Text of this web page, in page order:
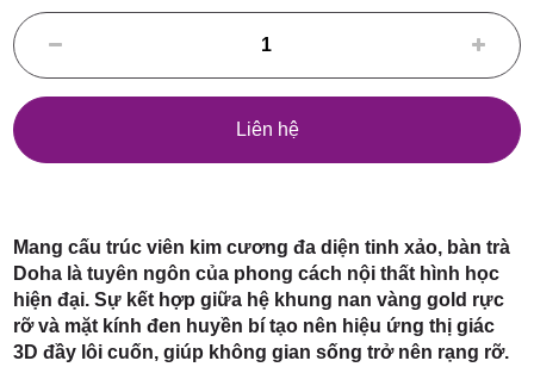
huyện
Hóc Môn,
Liên hệ
Mang cấu trúc viên kim cương đa diện tinh xảo, bàn trà
Doha là tuyên ngôn của phong cách nội thất hình học
hiện đại. Sự kết hợp giữa hệ khung nan vàng gold rực
rỡ và mặt kính đen huyền bí tạo nên hiệu ứng thị giác
3D đầy lôi cuốn, giúp không gian sống trở nên rạng rỡ.